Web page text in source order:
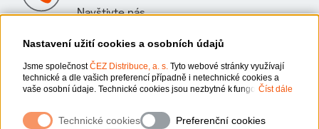
Nastavení užití cookies a osobních údajů
Jsme společnostČEZ Distribuce, a. s. Tyto webové stránky využívají
technické a dle vašich preferencí případně i netechnické cookies a
vaše osobní údaje. Technické cookies jsou nezbytné k fungování
webové stránky vašim preferencím, k personalizaci reklam a analytice.
Pro sběr a zpracování netechnických cookies a vašich osobních údajů,
Číst dále
Technické cookies
Preferenční cookies
Navštivte nás
Ochrana osobních údajů